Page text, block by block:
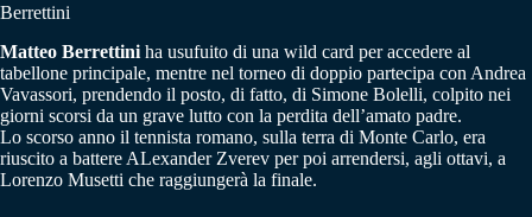
Berrettini
Matteo Berrettini ha usufuito di una wild card per accedere al
tabellone principale, mentre nel torneo di doppio partecipa con Andrea
Vavassori, prendendo il posto, di fatto, di Simone Bolelli, colpito nei
giorni scorsi da un grave lutto con la perdita dell’amato padre.
Lo scorso anno il tennista romano, sulla terra di Monte Carlo, era
riuscito a battere ALexander Zverev per poi arrendersi, agli ottavi, a
Lorenzo Musetti che raggiungerà la finale.